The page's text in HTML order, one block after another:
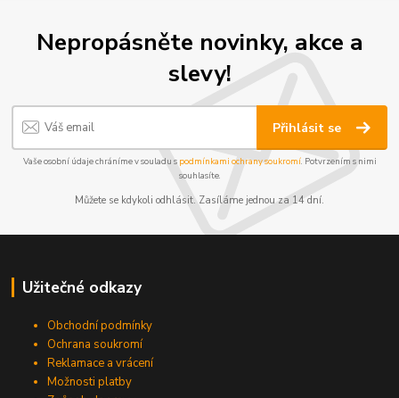
Nepropásněte novinky, akce a
slevy!
Přihlásit se
Vaše osobní údaje chráníme v souladu s podmínkami ochrany soukromí. Potvrzením s nimi
souhlasíte.
Můžete se kdykoli odhlásit. Zasíláme jednou za 14 dní.
Užitečné odkazy
Obchodní podmínky
Ochrana soukromí
Reklamace a vrácení
Možnosti platby